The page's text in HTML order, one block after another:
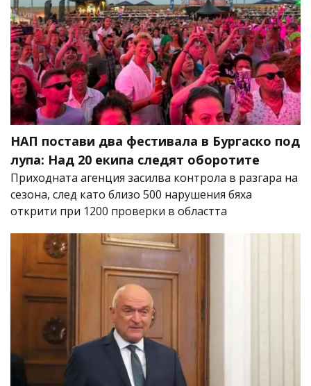
НАП постави два фестивала в Бургаско под
лупа: Над 20 екипа следят оборотите
Приходната агенция засилва контрола в разгара на
сезона, след като близо 500 нарушения бяха
открити при 1200 проверки в областта